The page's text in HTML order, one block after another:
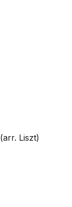
(arr. Liszt)